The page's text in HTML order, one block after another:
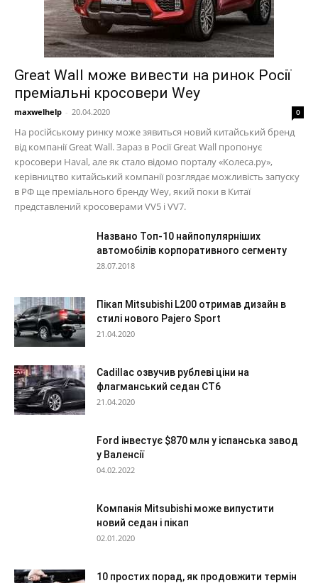
Great Wall може вивести на ринок Росії
преміальні кросовери Wey
maxwelhelp - 20.04.2020 0
На російському ринку може зявиться новий китайський бренд
від компанії Great Wall. Зараз в Росії Great Wall пропонує
кросовери Haval, але як стало відомо порталу «Колеса.ру»,
керівництво китайський компанії розглядає можливість запуску
в РФ ще преміального бренду Wey, який поки в Китаї
представлений кросоверами VV5 і VV7.
Названо Топ-10 найпопулярніших
автомобілів корпоративного сегменту
28.07.2018
Пікап Mitsubishi L200 отримав дизайн в
стилі нового Pajero Sport
21.04.2020
Cadillac озвучив рублеві ціни на
флагманський седан CT6
21.04.2020
Ford інвестує $870 млн у іспанська завод
у Валенсії
04.02.2022
Компанія Mitsubishi може випустити
новий седан і пікап
02.01.2020
10 простих порад, як продовжити термін